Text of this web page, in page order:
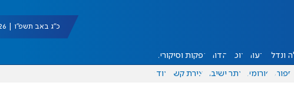
כ"ג באב תשפ"ו | 06/08/2026
ונדל"ן דעות אוכל יהדות הפקות וסיקורים
ספורט פורומים אתר ישיבה יצירת קשר עוד